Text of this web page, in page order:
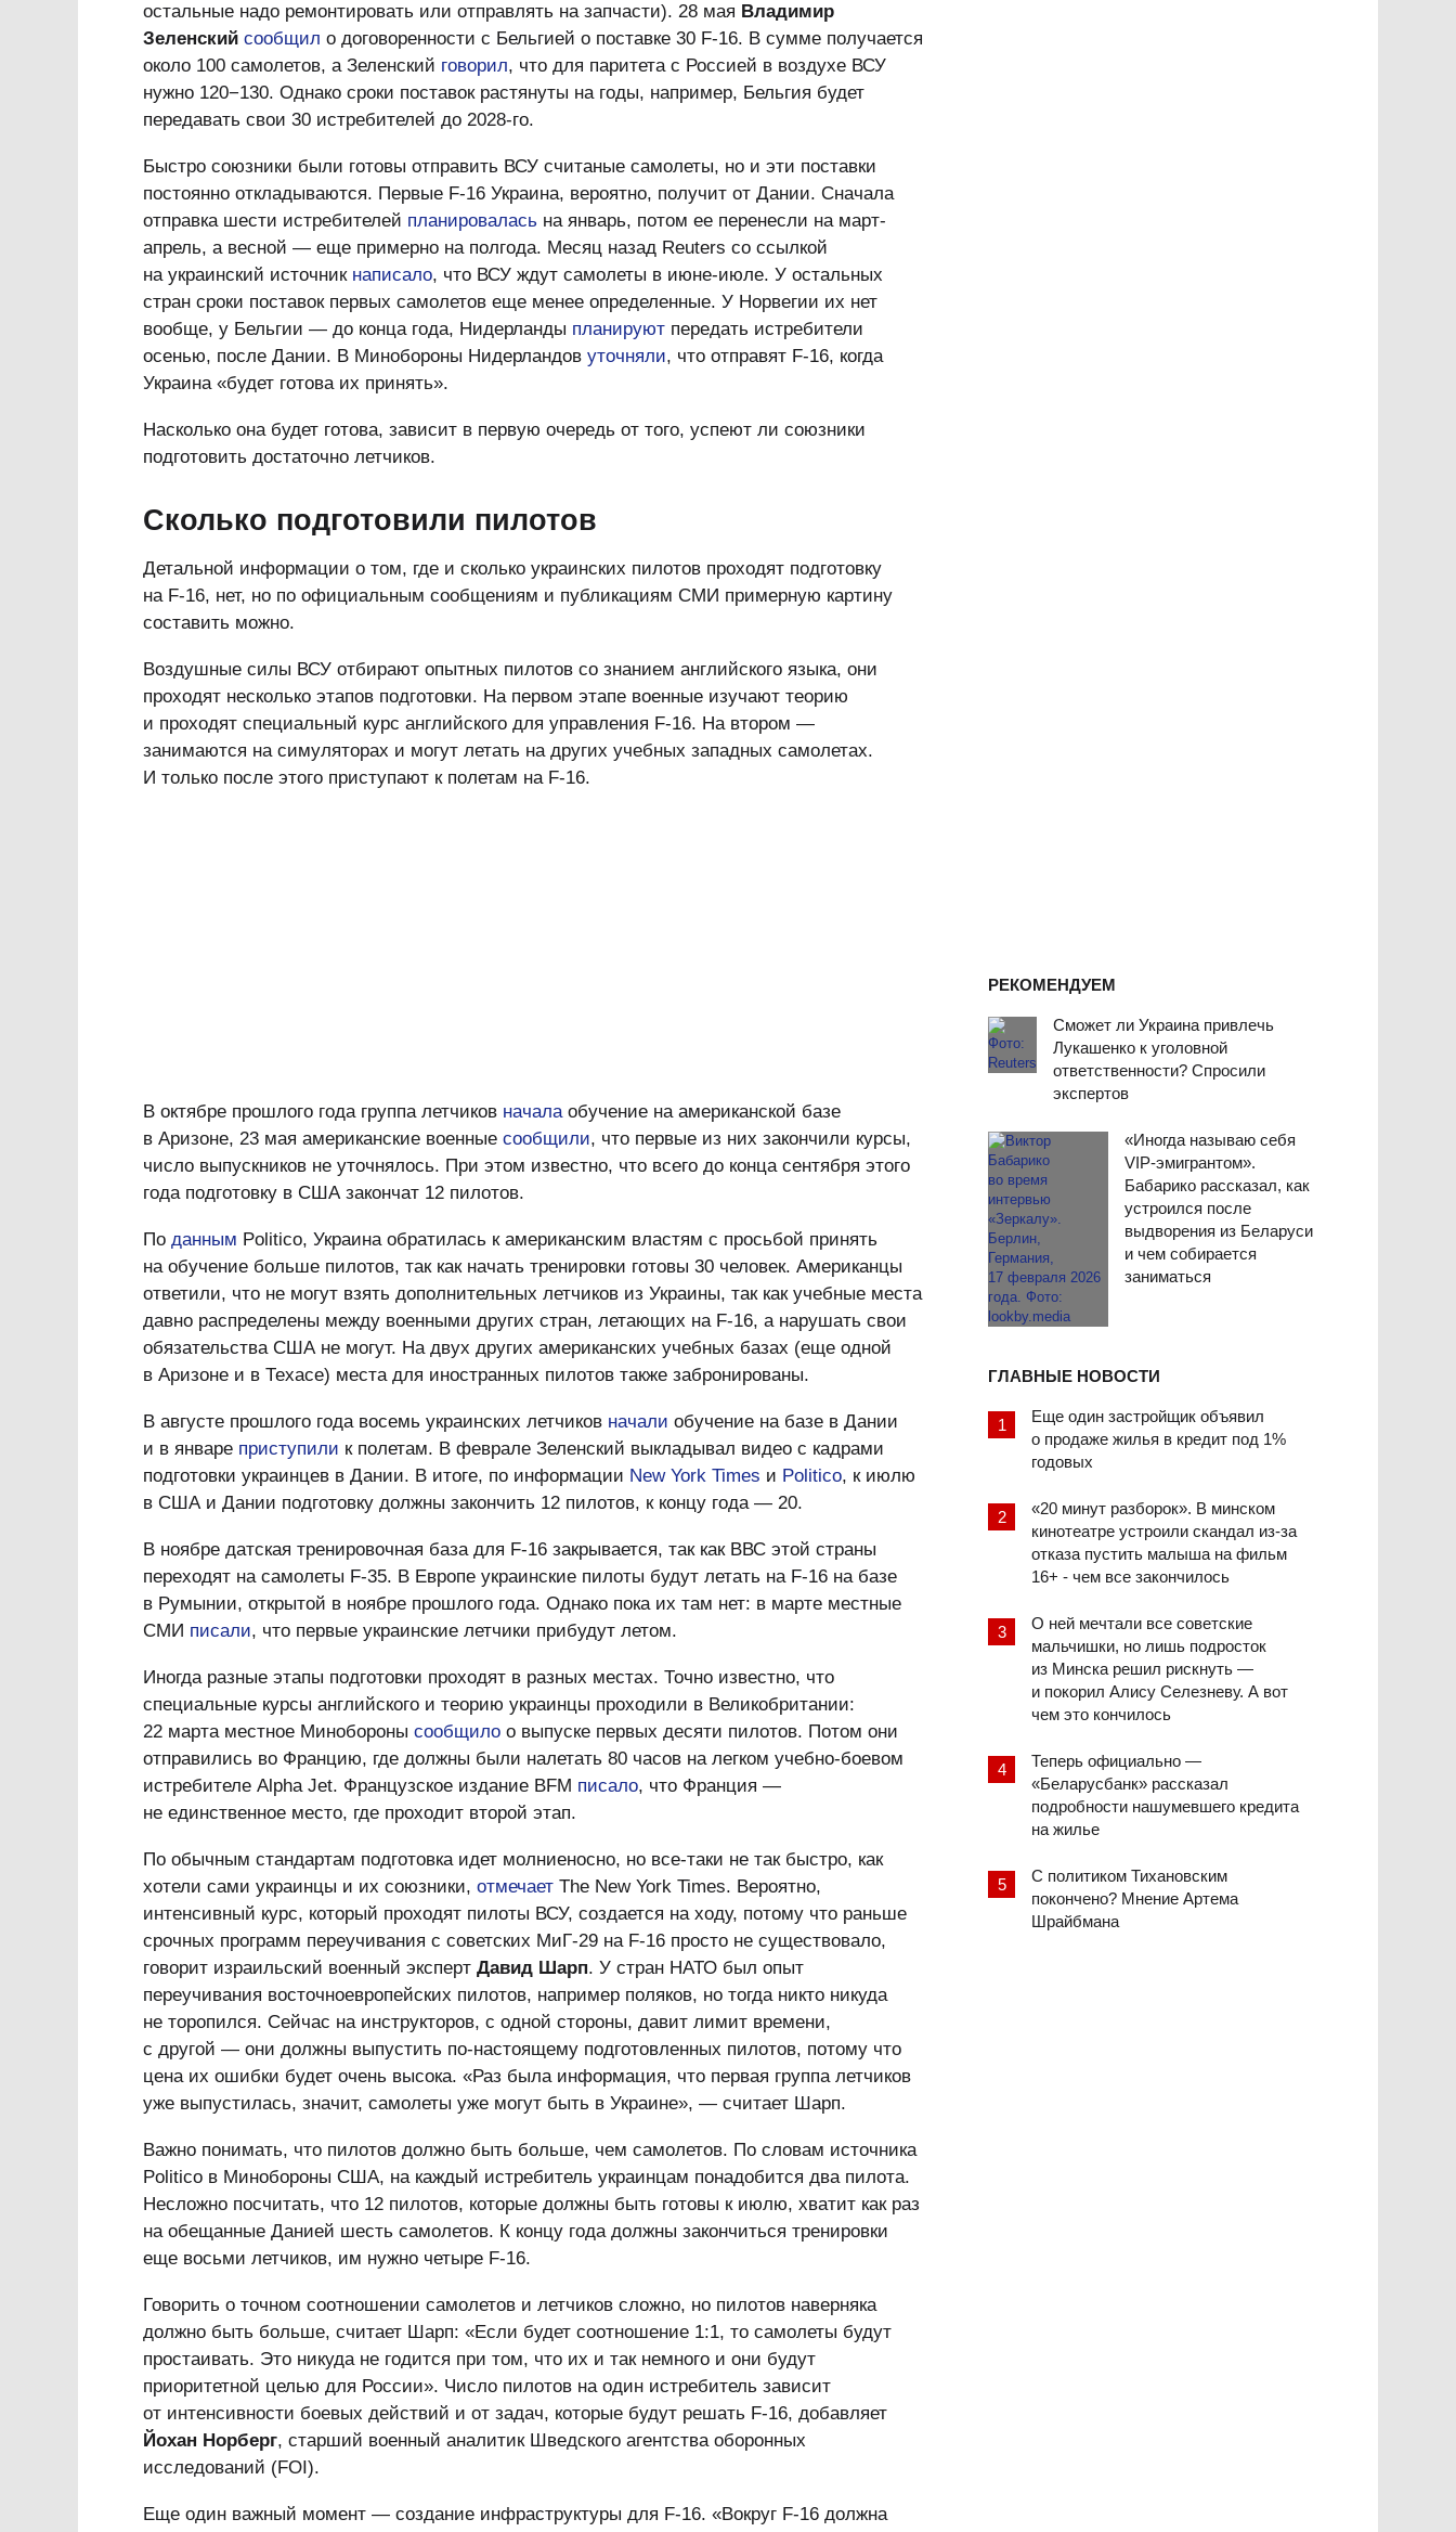
РЕКОМЕНДУЕМ
Сможет ли Украина привлечь
Лукашенко к уголовной
ответственности? Спросили
экспертов
«Иногда называю себя
VIP-эмигрантом».
Бабарико рассказал, как
устроился после
выдворения из Беларуси
и чем собирается
заниматься
ГЛАВНЫЕ НОВОСТИ
Еще один застройщик объявил
о продаже жилья в кредит под 1%
годовых
«20 минут разборок». В минском
кинотеатре устроили скандал из-за
отказа пустить малыша на фильм
16+ - чем все закончилось
О ней мечтали все советские
мальчишки, но лишь подросток
из Минска решил рискнуть —
и покорил Алису Селезневу. А вот
чем это кончилось
Теперь официально —
«Беларусбанк» рассказал
подробности нашумевшего кредита
на жилье
С политиком Тихановским
покончено? Мнение Артема
Шрайбмана
остальные надо ремонтировать или отправлять на запчасти). 28 мая Владимир
Зеленский сообщил о договоренности с Бельгией о поставке 30 F-16. В сумме получается
около 100 самолетов, а Зеленский говорил, что для паритета с Россией в воздухе ВСУ
нужно 120−130. Однако сроки поставок растянуты на годы, например, Бельгия будет
передавать свои 30 истребителей до 2028-го.
Быстро союзники были готовы отправить ВСУ считаные самолеты, но и эти поставки
постоянно откладываются. Первые F-16 Украина, вероятно, получит от Дании. Сначала
отправка шести истребителей планировалась на январь, потом ее перенесли на март-
апрель, а весной — еще примерно на полгода. Месяц назад Reuters со ссылкой
на украинский источник написало, что ВСУ ждут самолеты в июне-июле. У остальных
стран сроки поставок первых самолетов еще менее определенные. У Норвегии их нет
вообще, у Бельгии — до конца года, Нидерланды планируют передать истребители
осенью, после Дании. В Минобороны Нидерландов уточняли, что отправят F-16, когда
Украина «будет готова их принять».
Насколько она будет готова, зависит в первую очередь от того, успеют ли союзники
подготовить достаточно летчиков.
Сколько подготовили пилотов
Детальной информации о том, где и сколько украинских пилотов проходят подготовку
на F-16, нет, но по официальным сообщениям и публикациям СМИ примерную картину
составить можно.
Воздушные силы ВСУ отбирают опытных пилотов со знанием английского языка, они
проходят несколько этапов подготовки. На первом этапе военные изучают теорию
и проходят специальный курс английского для управления F-16. На втором —
занимаются на симуляторах и могут летать на других учебных западных самолетах.
И только после этого приступают к полетам на F-16.
В октябре прошлого года группа летчиков началаобучение на американской базе
в Аризоне, 23 мая американские военные сообщили, что первые из них закончили курсы,
число выпускников не уточнялось. При этом известно, что всего до конца сентября этого
года подготовку в США закончат 12 пилотов.
По данным Politico, Украина обратилась к американским властям с просьбой принять
на обучение больше пилотов, так как начать тренировки готовы 30 человек. Американцы
ответили, что не могут взять дополнительных летчиков из Украины, так как учебные места
давно распределены между военными других стран, летающих на F-16, а нарушать свои
обязательства США не могут. На двух других американских учебных базах (еще одной
в Аризоне и в Техасе) места для иностранных пилотов также забронированы.
В августе прошлого года восемь украинских летчиков начали обучение на базе в Дании
и в январе приступили к полетам. В феврале Зеленский выкладывал видео с кадрами
подготовки украинцев в Дании. В итоге, по информации New York Times и Politico, к июлю
в США и Дании подготовку должны закончить 12 пилотов, к концу года — 20.
В ноябре датская тренировочная база для F-16 закрывается, так как ВВС этой страны
переходят на самолеты F-35. В Европе украинские пилоты будут летать на F-16 на базе
в Румынии, открытой в ноябре прошлого года. Однако пока их там нет: в марте местные
СМИ писали, что первые украинские летчики прибудут летом.
Иногда разные этапы подготовки проходят в разных местах. Точно известно, что
специальные курсы английского и теорию украинцы проходили в Великобритании:
22 марта местное Минобороны сообщило о выпуске первых десяти пилотов. Потом они
отправились во Францию, где должны были налетать 80 часов на легком учебно-боевом
истребителе Alpha Jet. Французское издание BFM писало, что Франция —
не единственное место, где проходит второй этап.
По обычным стандартам подготовка идет молниеносно, но все-таки не так быстро, как
хотели сами украинцы и их союзники, отмечает The New York Times. Вероятно,
интенсивный курс, который проходят пилоты ВСУ, создается на ходу, потому что раньше
срочных программ переучивания с советских МиГ-29 на F-16 просто не существовало,
говорит израильский военный эксперт Давид Шарп. У стран НАТО был опыт
переучивания восточноевропейских пилотов, например поляков, но тогда никто никуда
не торопился. Сейчас на инструкторов, с одной стороны, давит лимит времени,
с другой — они должны выпустить по-настоящему подготовленных пилотов, потому что
цена их ошибки будет очень высока. «Раз была информация, что первая группа летчиков
уже выпустилась, значит, самолеты уже могут быть в Украине», — считает Шарп.
Важно понимать, что пилотов должно быть больше, чем самолетов. По словам источника
Politico в Минобороны США, на каждый истребитель украинцам понадобится два пилота.
Несложно посчитать, что 12 пилотов, которые должны быть готовы к июлю, хватит как раз
на обещанные Данией шесть самолетов. К концу года должны закончиться тренировки
еще восьми летчиков, им нужно четыре F-16.
Говорить о точном соотношении самолетов и летчиков сложно, но пилотов наверняка
должно быть больше, считает Шарп: «Если будет соотношение 1:1, то самолеты будут
простаивать. Это никуда не годится при том, что их и так немного и они будут
приоритетной целью для России». Число пилотов на один истребитель зависит
от интенсивности боевых действий и от задач, которые будут решать F-16, добавляет
Йохан Норберг, старший военный аналитик Шведского агентства оборонных
исследований (FOI).
Еще один важный момент — создание инфраструктуры для F-16. «Вокруг F-16 должна